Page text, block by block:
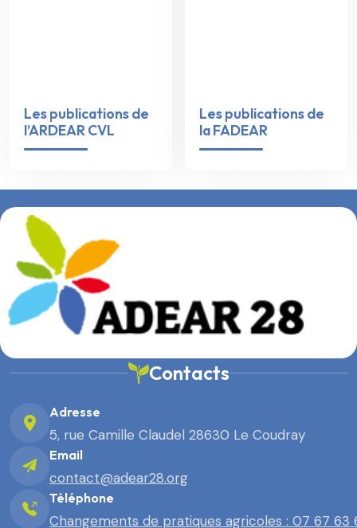
Les publications de
l’ARDEAR CVL
Les publications de
la FADEAR
Contacts
Adresse
5, rue Camille Claudel 28630 Le Coudray
Email
contact@adear28.org
Téléphone
Changements de pratiques agricoles : 07 67 63